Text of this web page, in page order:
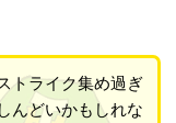
トライク集め過ぎ
んどいかもしれな